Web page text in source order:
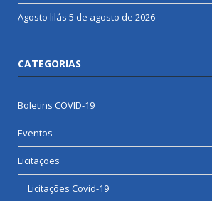
Agosto lilás 5 de agosto de 2026
CATEGORIAS
Boletins COVID-19
Eventos
Licitações
Licitações Covid-19